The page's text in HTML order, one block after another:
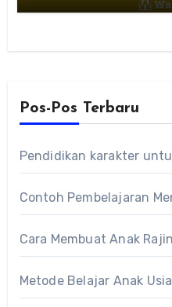
Pos-Pos Terbaru
Pendidikan karakter
Contoh Pembelajaran
Cara Membuat Anak
Metode Belajar Anak